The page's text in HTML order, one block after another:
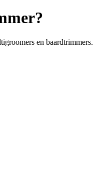
en baardtrimmers.